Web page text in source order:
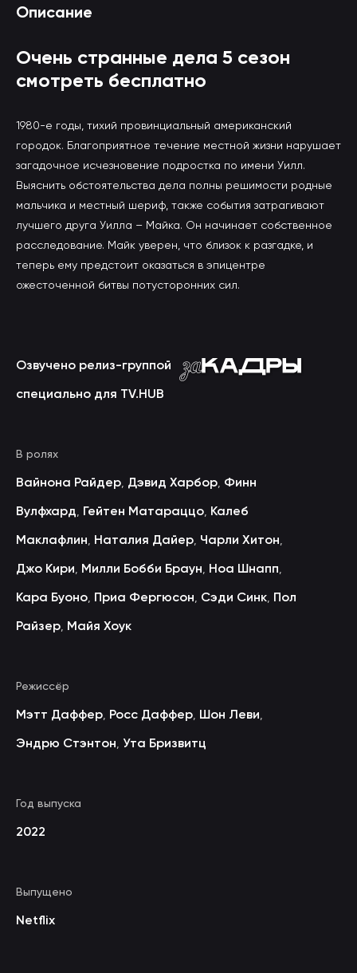
Описание
Очень странные дела 5 сезон
смотреть бесплатно
1980-е годы, тихий провинциальный американский
городок. Благоприятное течение местной жизни нарушает
загадочное исчезновение подростка по имени Уилл.
Выяснить обстоятельства дела полны решимости родные
мальчика и местный шериф, также события затрагивают
лучшего друга Уилла – Майка. Он начинает собственное
расследование. Майк уверен, что близок к разгадке, и
теперь ему предстоит оказаться в эпицентре
ожесточенной битвы потусторонних сил.
Озвучено релиз-группой
специально для TV.HUB
В ролях
Вайнона Райдер Дэвид Харбор Финн
Вулфхард Гейтен Матараццо Калеб
Маклафлин Наталия Дайер Чарли Хитон
Джо Кири Милли Бобби Браун Ноа Шнапп
Кара Буоно Приа Фергюсон Сэди Синк Пол
Райзер Майя Хоук
Режиссёр
Мэтт Даффер Росс Даффер Шон Леви
Эндрю Стэнтон Ута Бризвитц
Год выпуска
2022
Выпущено
Netflix